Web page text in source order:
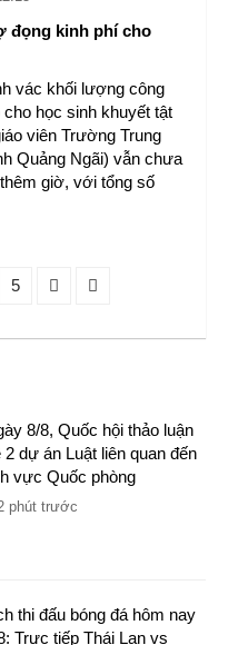
đọng kinh phí cho
vác khối lượng công
học sinh khuyết tật
viên Trường Trung
Quảng Ngãi) vẫn chưa
giờ, với tổng số
5
8/8, Quốc hội thảo luận
2 dự án Luật liên quan đến
vực Quốc phòng
phút trước
thi đấu bóng đá hôm nay
Trực tiếp Thái Lan vs